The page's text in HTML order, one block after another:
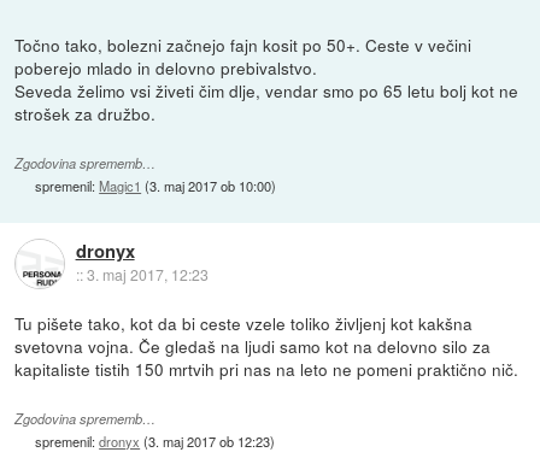
Točno tako, bolezni začnejo fajn kosit po 50+. Ceste v večini
poberejo mlado in delovno prebivalstvo.
Seveda želimo vsi živeti čim dlje, vendar smo po 65 letu bolj kot ne
strošek za družbo.
Zgodovina sprememb…
spremenil:Magic1 (3. maj 2017 ob 10:00)
dronyx
::3. maj 2017, 12:23
Tu pišete tako, kot da bi ceste vzele toliko življenj kot kakšna
svetovna vojna. Če gledaš na ljudi samo kot na delovno silo za
kapitaliste tistih 150 mrtvih pri nas na leto ne pomeni praktično nič.
Zgodovina sprememb…
spremenil:dronyx (3. maj 2017 ob 12:23)